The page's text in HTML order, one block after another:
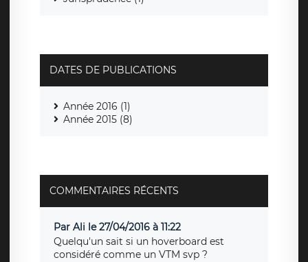
DATES DE PUBLICATIONS
Année 2016 (1)
Année 2015 (8)
COMMENTAIRES RÉCENTS
Par Ali le 27/04/2016 à 11:22
Quelqu'un sait si un hoverboard est
considéré comme un VTM svp ?